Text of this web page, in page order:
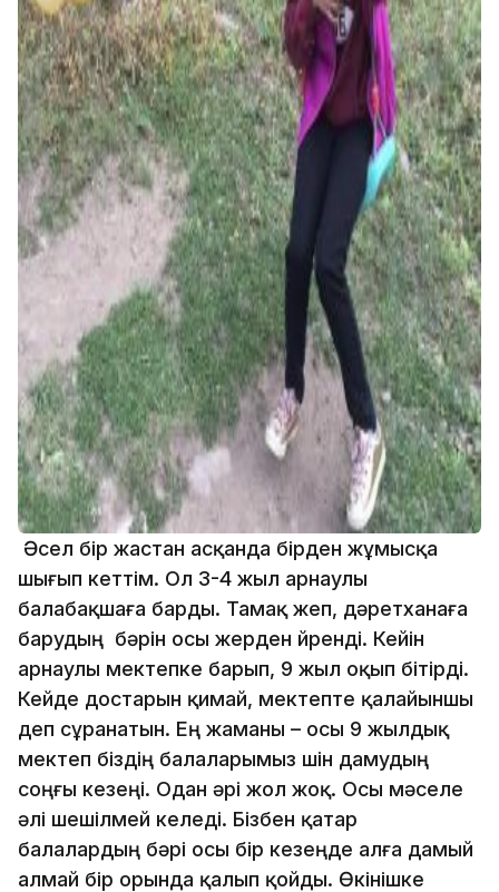
Әсел бір жастан асқанда бірден жұмысқа
шығып кеттім. Ол 3-4 жыл арнаулы
балабақшаға барды. Тамақ жеп, дәретханаға
барудың бәрін осы жерден үйренді. Кейін
арнаулы мектепке барып, 9 жыл оқып бітірді.
Кейде достарын қимай, мектепте қалайыншы
деп сұранатын. Ең жаманы – осы 9 жылдық
мектеп біздің балаларымыз үшін дамудың
соңғы кезеңі. Одан әрі жол жоқ. Осы мәселе
әлі шешілмей келеді. Бізбен қатар
балалардың бәрі осы бір кезеңде алға дамый
алмай бір орында қалып қойды. Өкінішке